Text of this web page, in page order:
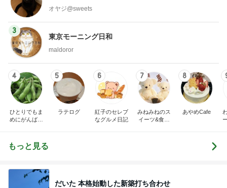
オヤジ@sweets
3
東京モーニング日和
maldoror
4
ひとりでもま
めにがんばる
5
ラテログ
6
紅子のセレブ
なグルメ日記
7
みねみねのス
イーツ&食パ
8
あやめCafe
もっと見る
だいた 本格始動した新築打ち合わせ